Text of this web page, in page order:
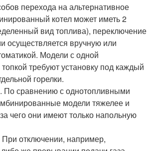
перехода на альтернативное
котел может иметь 2
вид топлива), переключение
осуществляется вручную или
Модели с одной
требуют установку под каждый
горелки.
По сравнению с однотопливными
модели тяжелее и
чего они имеют только напольную
отключении, например,